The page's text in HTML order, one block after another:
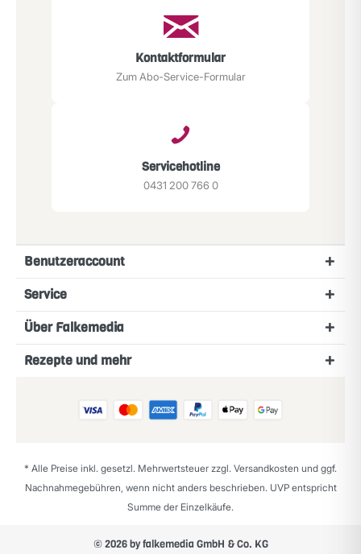
Kontaktformular
Zum Abo-Service-Formular
Servicehotline
0431 200 766 0
Benutzeraccount
Service
Über Falkemedia
Rezepte und mehr
* Alle Preise inkl. gesetzl. Mehrwertsteuer zzgl. Versandkosten und ggf.
Nachnahmegebühren, wenn nicht anders beschrieben. UVP entspricht
Summe der Einzelkäufe.
© 2026 by falkemedia GmbH & Co. KG